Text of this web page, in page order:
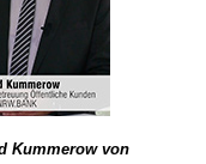
Kummerow von